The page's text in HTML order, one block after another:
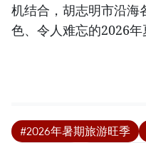
机结合，胡志明市沿海
色、令人难忘的2026年
#2026年暑期旅游旺季